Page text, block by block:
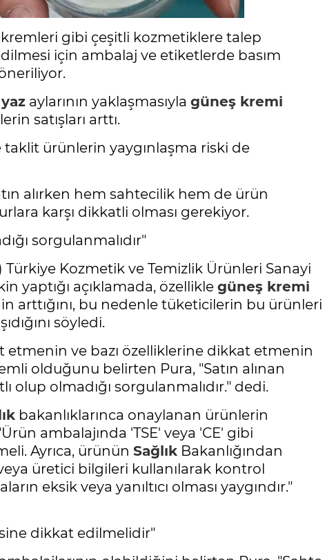
kremleri gibi çeşitli kozmetiklere talep
için ambalaj ve etiketlerde basım
yaz aylarının yaklaşmasıyla güneş kremi
satışları arttı.
ürünlerin yaygınlaşma riski de
alırken hem sahtecilik hem de ürün
karşı dikkatli olması gerekiyor.
sorgulanmalıdır"
Kozmetik ve Temizlik Ürünleri Sanayi
yaptığı açıklamada, özellikle güneş kremi
arttığını, bu nedenle tüketicilerin bu ürünleri
söyledi.
etmenin ve bazı özelliklerine dikkat etmenin
olduğunu belirten Pura, "Satın alınan
olup olmadığı sorgulanmalıdır." dedi.
bakanlıklarınca onaylanan ürünlerin
ambalajında 'TSE' veya 'CE' gibi
Ayrıca, ürünün Sağlık Bakanlığından
üretici bilgileri kullanılarak kontrol
eksik veya yanıltıcı olması yaygındır."
dikkat edilmelidir"